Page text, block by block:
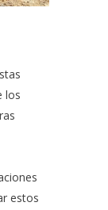
los
estos